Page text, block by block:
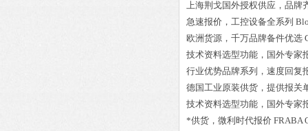
上海荆戈国外授权供应，品牌
急速报价，工控设备全系列
欧洲货源，千万品牌备件优选
技术资料选型功能，国外专家
行业优势品牌系列，速度回复
德国工业原装供货，提供报关
技术资料选型功能，国外专家
*供货，微利时代报价 FRABA